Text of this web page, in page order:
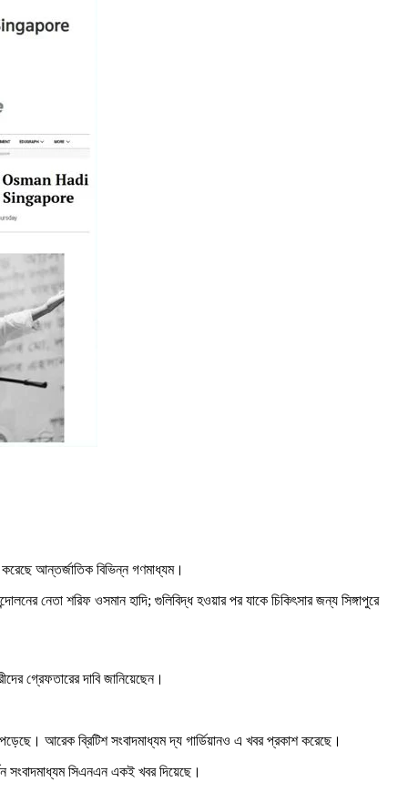
করেছে আন্তর্জাতিক বিভিন্ন গণমাধ্যম।
নেতা শরিফ ওসমান হাদি; গুলিবিদ্ধ হওয়ার পর যাকে চিকিৎসার জন্য সিঙ্গাপুরে
গ্রেফতারের দাবি জানিয়েছেন।
পড়েছে। আরেক ব্রিটিশ সংবাদমাধ্যম দ্য গার্ডিয়ানও এ খবর প্রকাশ করেছে।
সংবাদমাধ্যম সিএনএন একই খবর দিয়েছে।